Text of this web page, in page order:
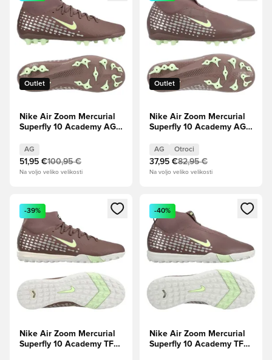
Outlet
Nike Air Zoom Mercurial
Superfly 10 Academy AG
Plum Eclipse/Kovinsko
srebro
AG
51,95 €100,95 €
Na voljo veliko velikosti
Outlet
Nike Air Zoom Mercurial
Superfly 10 Academy AG
Plum Eclipse/Kovinsko
srebro Otroci
AG Otroci
37,95 €82,95 €
Na voljo veliko velikosti
Odpre Modal za prijavo ali vpis kot član
-39%
Nike Air Zoom Mercurial
Superfly 10 Academy TF
Odpre Modal za prijavo ali
-40%
Nike Air Zoom Mercurial
Superfly 10 Academy TF